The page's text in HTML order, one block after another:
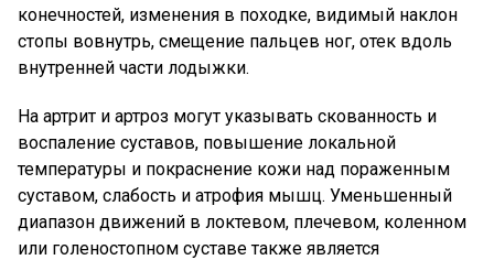
конечностей, изменения в походке, видимый наклон
стопы вовнутрь, смещение пальцев ног, отек вдоль
внутренней части лодыжки.
На артрит и артроз могут указывать скованность и
воспаление суставов, повышение локальной
температуры и покраснение кожи над пораженным
суставом, слабость и атрофия мышц. Уменьшенный
диапазон движений в локтевом, плечевом, коленном
или голеностопном суставе также является